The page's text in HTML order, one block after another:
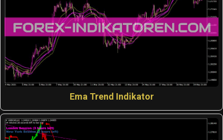
Ema Trend Indikator